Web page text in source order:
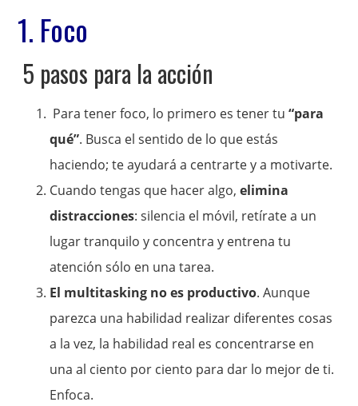
1. Foco
5 pasos para la acción
Para tener foco, lo primero es tener tu“para
qué”. Busca el sentido de lo que estás
haciendo; te ayudará a centrarte y a motivarte.
Cuando tengas que hacer algo,elimina
distracciones: silencia el móvil, retírate a un
lugar tranquilo y concentra y entrena tu
atención sólo en una tarea.
El multitasking no es productivo. Aunque
parezca una habilidad realizar diferentes cosas
a la vez, la habilidad real es concentrarse en
una al ciento por ciento para dar lo mejor de ti.
Enfoca.